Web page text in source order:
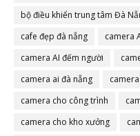
bộ điều khiển trung tâm Đà
cafe đẹp đà nẵng
camera
camera AI đếm người
camera ai đà nẵng
camera cho công trình
camera cho kho xưởng